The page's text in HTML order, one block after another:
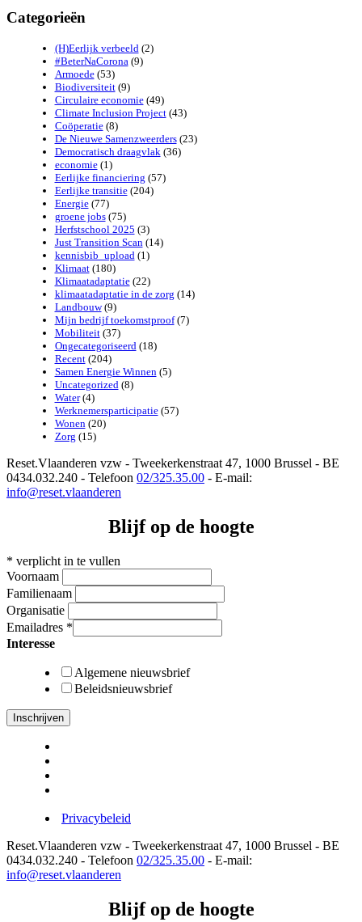
Categorieën
(H)Eerlijk verbeeld(2)
#BeterNaCorona(9)
Armoede(53)
Biodiversiteit(9)
Circulaire economie(49)
Climate Inclusion Project(43)
Coöperatie(8)
De Nieuwe Samenzweerders(23)
Democratisch draagvlak(36)
economie(1)
Eerlijke financiering (57)
Eerlijke transitie(204)
Energie(77)
groene jobs(75)
Herfstschool 2025 (3)
Just Transition Scan(14)
kennisbib_upload(1)
Klimaat(180)
Klimaatadaptatie(22)
klimaatadaptatie in de zorg (14)
Landbouw(9)
Mijn bedrijf toekomstproof(7)
Mobiliteit(37)
Ongecategoriseerd(18)
Recent(204)
Samen Energie Winnen(5)
Uncategorized(8)
Water(4)
Werknemersparticipatie(57)
Wonen(20)
Zorg (15)
Reset.Vlaanderen vzw - Tweekerkenstraat 47, 1000 Brussel - BE
0434.032.240 - Telefoon 02/325.35.00 - E-mail:
info@reset.vlaanderen
Blijf op de hoogte
* verplicht in te vullen
Voornaam
Familienaam
Organisatie
Emailadres *
Interesse
Algemene nieuwsbrief
Beleidsnieuwsbrief
Privacybeleid
Reset.Vlaanderen vzw - Tweekerkenstraat 47, 1000 Brussel - BE
0434.032.240 - Telefoon 02/325.35.00 - E-mail:
info@reset.vlaanderen
Blijf op de hoogte